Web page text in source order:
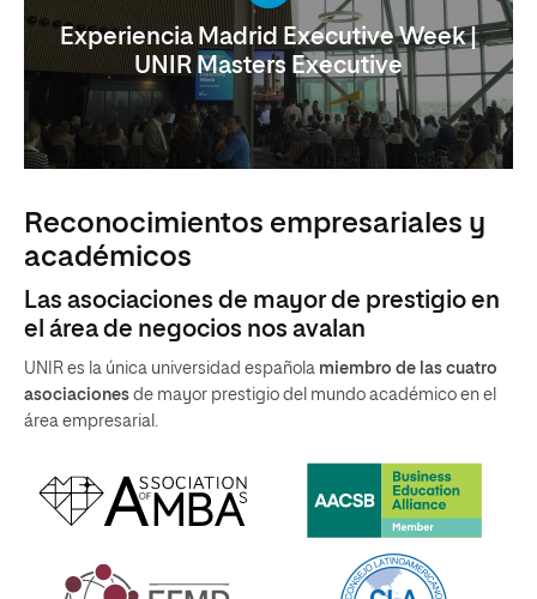
Experiencia Madrid Executive Week |
UNIR Masters Executive
Reconocimientos empresariales y
académicos
Las asociaciones de mayor de prestigio en
el área de negocios nos avalan
UNIR es la única universidad española miembro de las cuatro
asociaciones de mayor prestigio del mundo académico en el
área empresarial.